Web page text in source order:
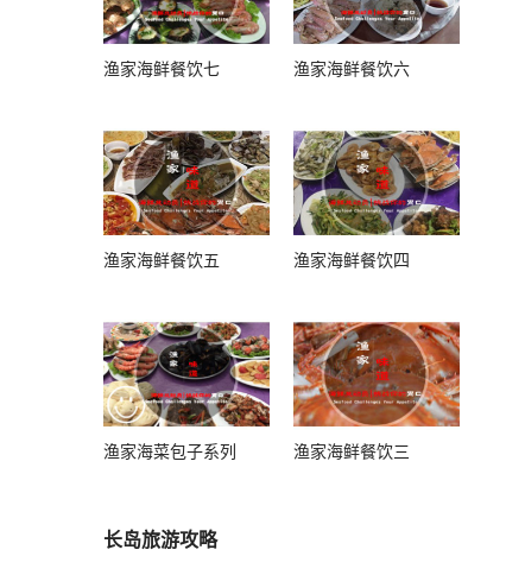
渔家海鲜餐饮七 渔家海鲜餐饮六
渔家海鲜餐饮五 渔家海鲜餐饮四
渔家海菜包子系列 渔家海鲜餐饮三
长岛旅游攻略